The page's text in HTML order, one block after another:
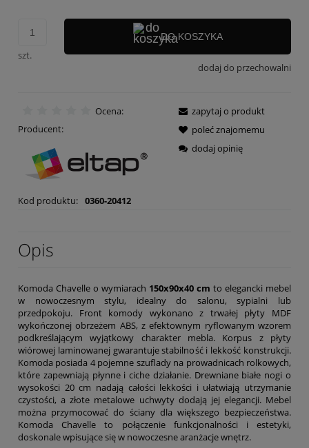
szt.
DO KOSZYKA
dodaj do przechowalni
Ocena:
Producent:
Kod produktu: 0360-20412
zapytaj o produkt
poleć znajomemu
dodaj opinię
Opis
Komoda Chavelle o wymiarach 150x90x40 cm to elegancki mebel
w nowoczesnym stylu, idealny do salonu, sypialni lub
przedpokoju. Front komody wykonano z trwałej płyty MDF
wykończonej obrzeżem ABS, z efektownym ryflowanym wzorem
podkreślającym wyjątkowy charakter mebla. Korpus z płyty
wiórowej laminowanej gwarantuje stabilność i lekkość konstrukcji.
Komoda posiada 4 pojemne szuflady na prowadnicach rolkowych,
które zapewniają płynne i ciche działanie. Drewniane białe nogi o
wysokości 20 cm nadają całości lekkości i ułatwiają utrzymanie
czystości, a złote metalowe uchwyty dodają jej elegancji. Mebel
można przymocować do ściany dla większego bezpieczeństwa.
Komoda Chavelle to połączenie funkcjonalności i estetyki,
doskonale wpisujące się w nowoczesne aranżacje wnętrz.